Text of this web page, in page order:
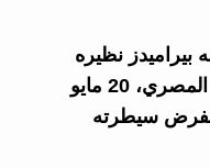
بيراميدز نظيره
سموحة ضمن جولات الدوري المصري، 20 مايو
لفرض سيطرته